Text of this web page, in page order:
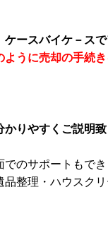
ースバイケ－ス
うに売却の手続
りやすくご説明致
のサポートもでき
整理・ハウスク